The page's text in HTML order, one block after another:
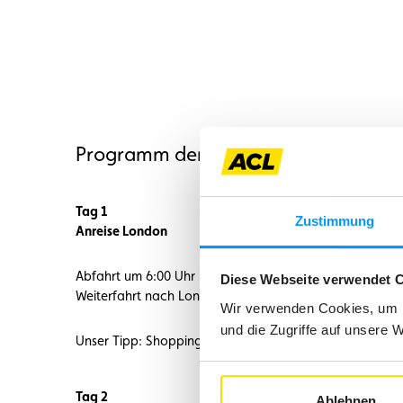
Zustimmung
Diese Webseite verwendet
Wir verwenden Cookies,
und die Zugriffe auf unsere
Programm der organisierten Reise
Tag 1
Anreise London
Abfahrt um 6:00 Uhr in Luxemburg am P+R Bouillon
Weiterfahrt nach London. Check-in im 4-Sterne Hotel
Unser Tipp: Shoppingtour durch die Kensington
Tag 2